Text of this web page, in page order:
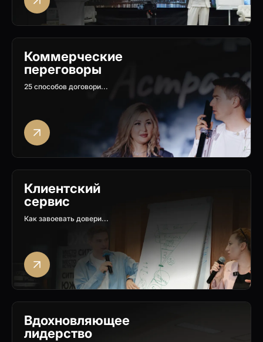
Коммерческие
переговоры
25 способов договори...
Клиентский
сервис
Как завоевать довери...
Вдохновляющее
лидерство